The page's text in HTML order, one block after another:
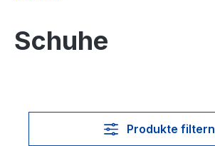
Schuhe
Produkte filtern